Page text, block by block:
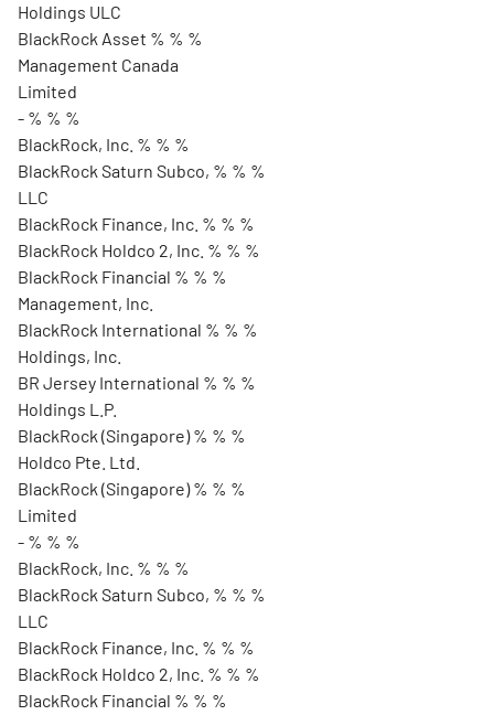
Holdings ULC
BlackRock Asset % % %
Management Canada
Limited
- % % %
BlackRock, Inc. % % %
BlackRock Saturn Subco, % % %
LLC
BlackRock Finance, Inc. % % %
BlackRock Holdco 2, Inc. % % %
BlackRock Financial % % %
Management, Inc.
BlackRock International % % %
Holdings, Inc.
BR Jersey International % % %
Holdings L.P.
BlackRock (Singapore) % % %
Holdco Pte. Ltd.
BlackRock (Singapore) % % %
Limited
- % % %
BlackRock, Inc. % % %
BlackRock Saturn Subco, % % %
LLC
BlackRock Finance, Inc. % % %
BlackRock Holdco 2, Inc. % % %
BlackRock Financial % % %